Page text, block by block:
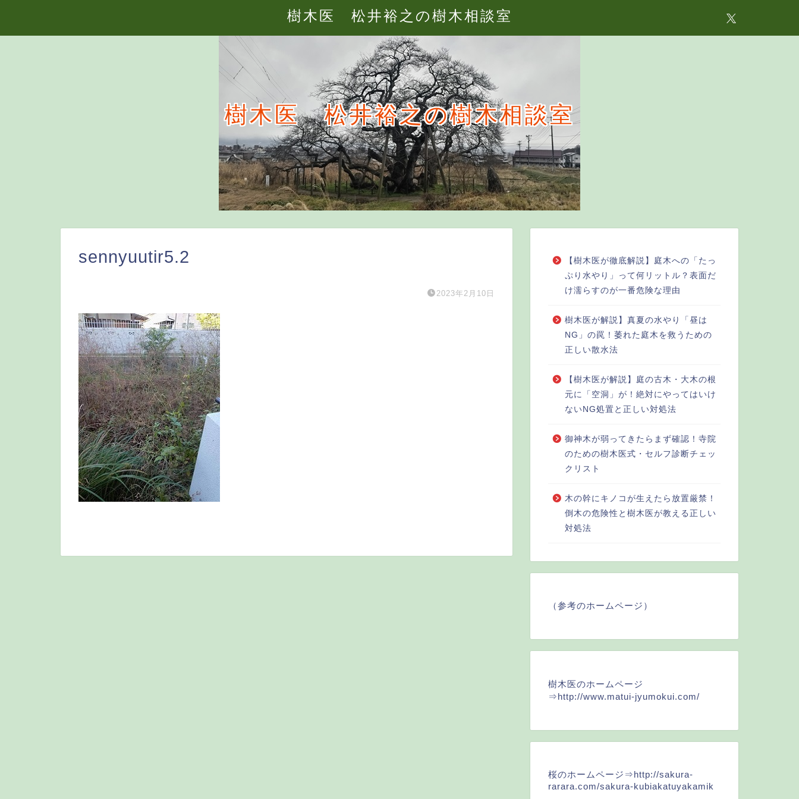
樹木医 松井裕之の樹木相談室
樹木医 松井裕之の樹木相談室
sennyuutir5.2
2023年2月10日
【樹木医が徹底解説】庭木への「たっ
ぷり水やり」って何リットル？表面だ
け濡らすのが一番危険な理由
樹木医が解説】真夏の水やり「昼は
NG」の罠！萎れた庭木を救うための
正しい散水法
【樹木医が解説】庭の古木・大木の根
元に「空洞」が！絶対にやってはいけ
ないNG処置と正しい対処法
御神木が弱ってきたらまず確認！寺院
のための樹木医式・セルフ診断チェッ
クリスト
木の幹にキノコが生えたら放置厳禁！
倒木の危険性と樹木医が教える正しい
対処法
（参考のホームページ）
樹木医のホームページ
⇒http://www.matui-jyumokui.com/
桜のホームページ⇒http://sakura-
rarara.com/sakura-kubiakatuyakamik